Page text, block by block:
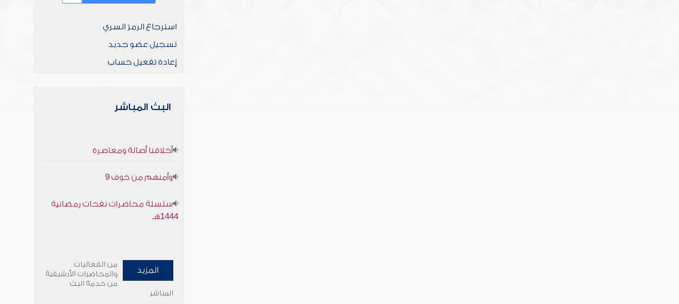
استرجاع الرمز السري
تسجيل عضو جديد
إعادة تفعيل حساب
البث المباشر
أخلاقنا أصالة ومعاصرة
وأمنهم من خوف 9
سلسلة محاضرات نفحات رمضانية
1444هـ
المزيد
من الفعاليات
والمحاضرات الأرشيفية
من خدمة البث
المباشر